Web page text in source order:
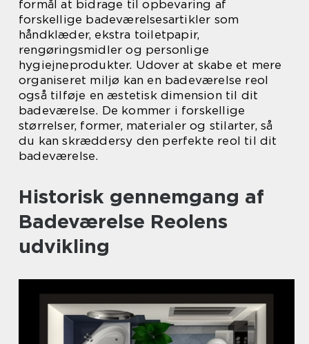
formål at bidrage til opbevaring af
forskellige badeværelsesartikler som
håndklæder, ekstra toiletpapir,
rengøringsmidler og personlige
hygiejneprodukter. Udover at skabe et mere
organiseret miljø kan en badeværelse reol
også tilføje en æstetisk dimension til dit
badeværelse. De kommer i forskellige
størrelser, former, materialer og stilarter, så
du kan skræddersy den perfekte reol til dit
badeværelse.
Historisk gennemgang af
Badeværelse Reolens
udvikling